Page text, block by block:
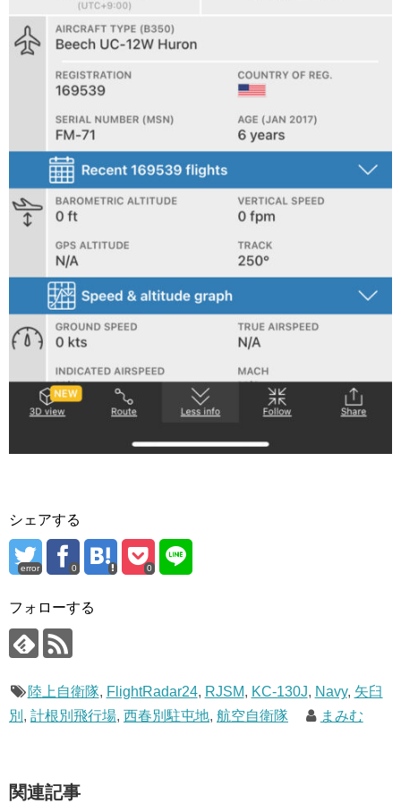
シェアする
error 0 0
フォローする
陸上自衛隊, FlightRadar24, RJSM, KC-130J, Navy, 矢臼
別 , 計根別飛行場, 西春別駐屯地, 航空自衛隊 まみむ
関連記事